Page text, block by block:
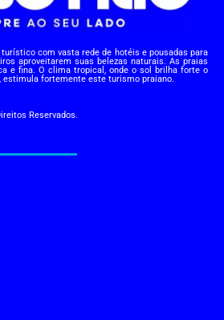
com vasta rede de hotéis e pousadas para
aproveitarem suas belezas naturais. As praias
e fina. O clima tropical, onde o sol brilha forte o
estimula fortemente este turismo praiano.
Reservados.